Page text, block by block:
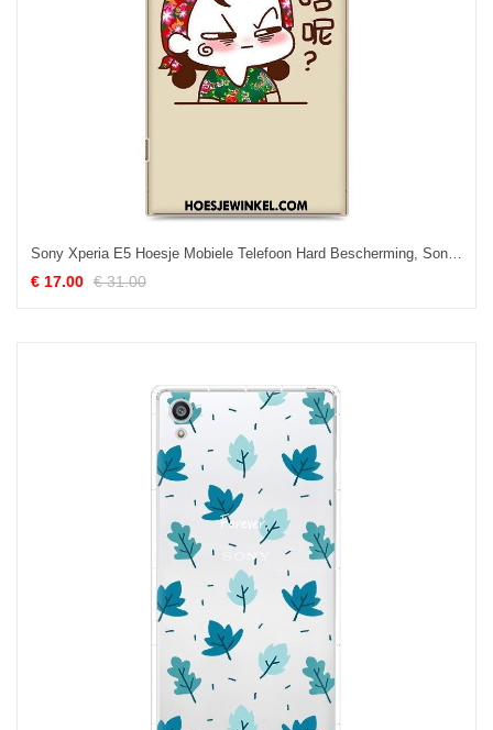
Sony Xperia E5 Hoesje Mobiele Telefoon Hard Bescherming, Sony Xperia E5 Hoesje Lovers Hoes Beige
€ 17.00 € 31.00